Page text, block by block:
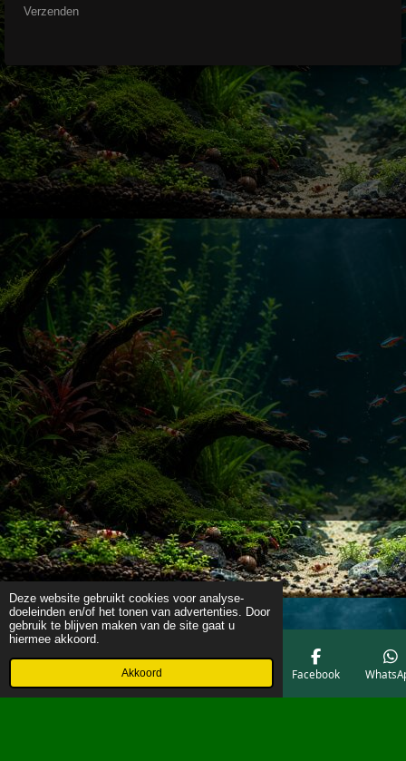
Deze website gebruikt cookies voor analyse-
doeleinden en/of het tonen van advertenties. Door
gebruik te blijven maken van de site gaat u
hiermee akkoord.
Akkoord
Verzenden
Telefoonnummer Facebook